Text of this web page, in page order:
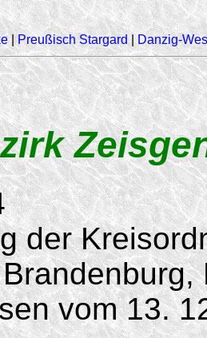
|Preußisch Stargard |Danzig-
der
vom 13.